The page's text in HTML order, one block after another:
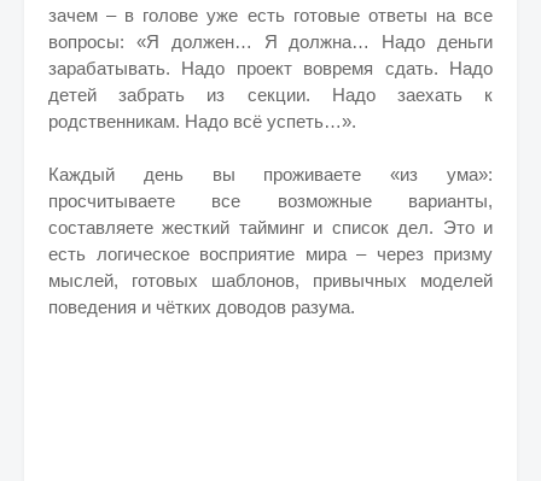
зачем – в голове уже есть готовые ответы на все
вопросы: «Я должен… Я должна… Надо деньги
зарабатывать. Надо проект вовремя сдать. Надо
детей забрать из секции. Надо заехать к
родственникам. Надо всё успеть…».
Каждый день вы проживаете «из ума»:
просчитываете все возможные варианты,
составляете жесткий тайминг и список дел. Это и
есть логическое восприятие мира – через призму
мыслей, готовых шаблонов, привычных моделей
поведения и чётких доводов разума.